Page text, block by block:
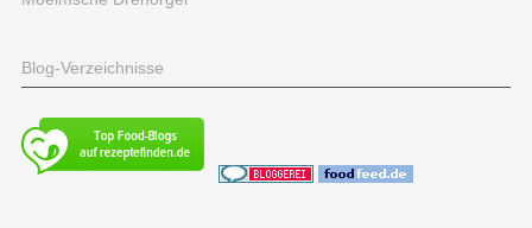
Blog-Verzeichnisse